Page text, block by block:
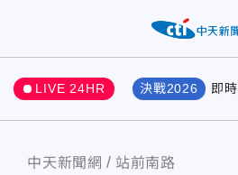
LIVE 24HR 決戰2026 即時
中天新聞網 站前南路